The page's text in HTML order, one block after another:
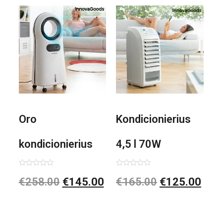
1000W
Oro
kondicionierius
Evareer
0
iš
€258.00 €145.00
Kondicionierius
4,5 l 70W
nešiojamas,
0
iš
€165.00 €125.00